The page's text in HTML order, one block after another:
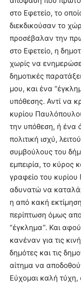
teaches
you
the
meaning
pain.
pornhun
porn
στο Εφετείο, το
διεκδικούσαν το
προσέβαλαν την
στο Εφετείο, η
χωρίς να
δημοτικές
μου, και ένα
υπόθεσης. Αντί να
κυρίου
την υπόθεση, ή ένα
πολιτική ισχύ,
συμβούλους του
εμπειρία, το κύρος
γραφείο του
αδυνατώ να
η από κακή
περίπτωση όμως
“έγκλημα”. Και
κανέναν για τις
δημότες και τις
αίτημα να
Εύχομαι καλή